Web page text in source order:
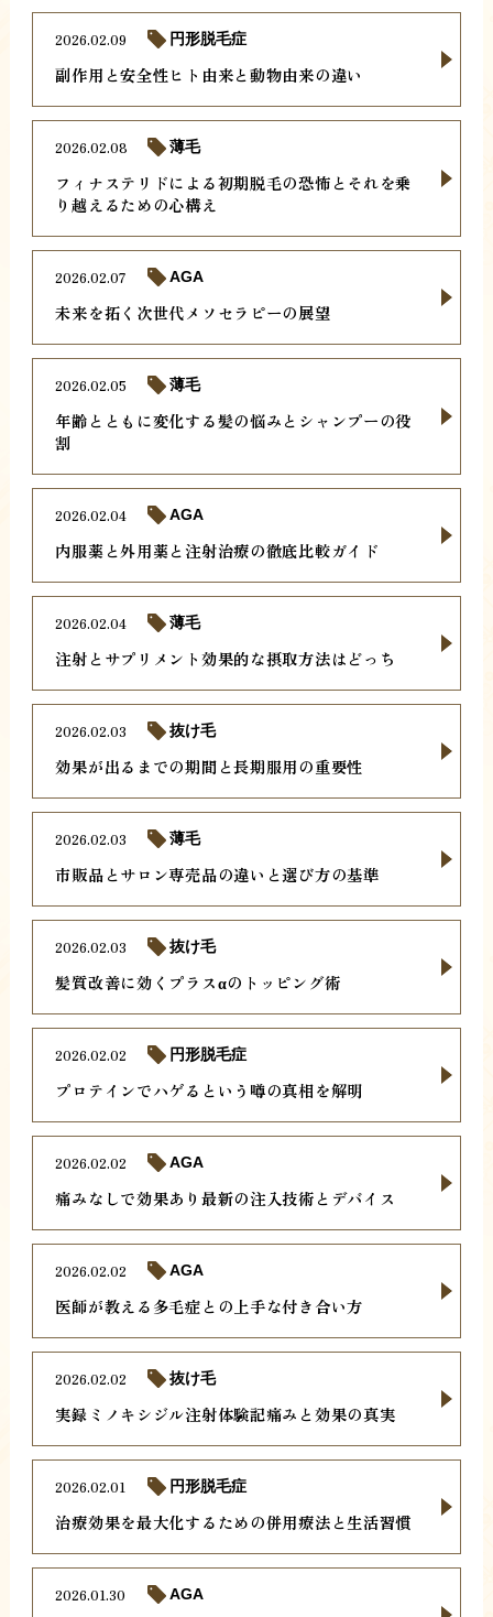
副作用と安全性ヒト由来と動物由来の違い
2026.02.09 円形脱毛症
フィナステリドによる初期脱毛の恐怖とそれを乗
り越えるための心構え
2026.02.08 薄毛
未来を拓く次世代メソセラピーの展望
2026.02.07 AGA
年齢とともに変化する髪の悩みとシャンプーの役
割
2026.02.05 薄毛
内服薬と外用薬と注射治療の徹底比較ガイド
2026.02.04 AGA
注射とサプリメント効果的な摂取方法はどっち
2026.02.04 薄毛
効果が出るまでの期間と長期服用の重要性
2026.02.03 抜け毛
市販品とサロン専売品の違いと選び方の基準
2026.02.03 薄毛
髪質改善に効くプラスαのトッピング術
2026.02.03 抜け毛
プロテインでハゲるという噂の真相を解明
2026.02.02 円形脱毛症
痛みなしで効果あり最新の注入技術とデバイス
2026.02.02 AGA
医師が教える多毛症との上手な付き合い方
2026.02.02 AGA
実録ミノキシジル注射体験記痛みと効果の真実
2026.02.02 抜け毛
治療効果を最大化するための併用療法と生活習慣
2026.02.01 円形脱毛症
2026.01.30 AGA